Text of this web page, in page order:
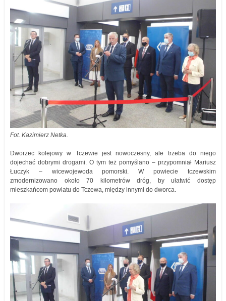
Fot. Kazimierz Netka.
Dworzec kolejowy w Tczewie jest nowoczesny, ale trzeba do niego
dojechać dobrymi drogami. O tym też pomyślano – przypomniał Mariusz
Łuczyk – wicewojewoda pomorski. W powiecie tczewskim
zmodernizowano około 70 kilometrów dróg, by ułatwić dostęp
mieszkańcom powiatu do Tczewa, między innymi do dworca.